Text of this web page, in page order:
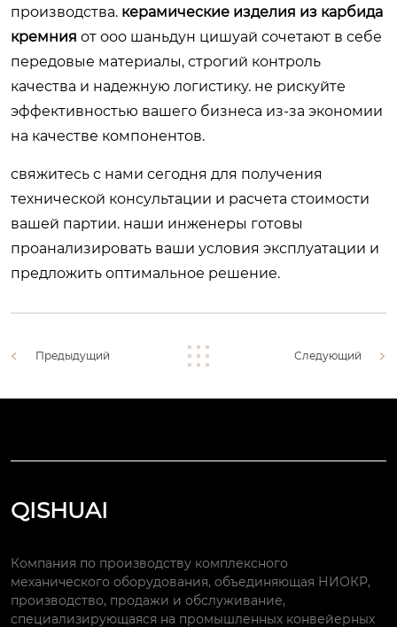
производства. керамические изделия из карбида
кремния от ооо шаньдун цишуай сочетают в себе
передовые материалы, строгий контроль
качества и надежную логистику. не рискуйте
эффективностью вашего бизнеса из-за экономии
на качестве компонентов.
свяжитесь с нами сегодня для получения
технической консультации и расчета стоимости
вашей партии. наши инженеры готовы
проанализировать ваши условия эксплуатации и
предложить оптимальное решение.
Предыдущий Следующий
QISHUAI
Компания по производству комплексного
механического оборудования, объединяющая НИОКР,
производство, продажи и обслуживание,
специализирующаяся на промышленных конвейерных